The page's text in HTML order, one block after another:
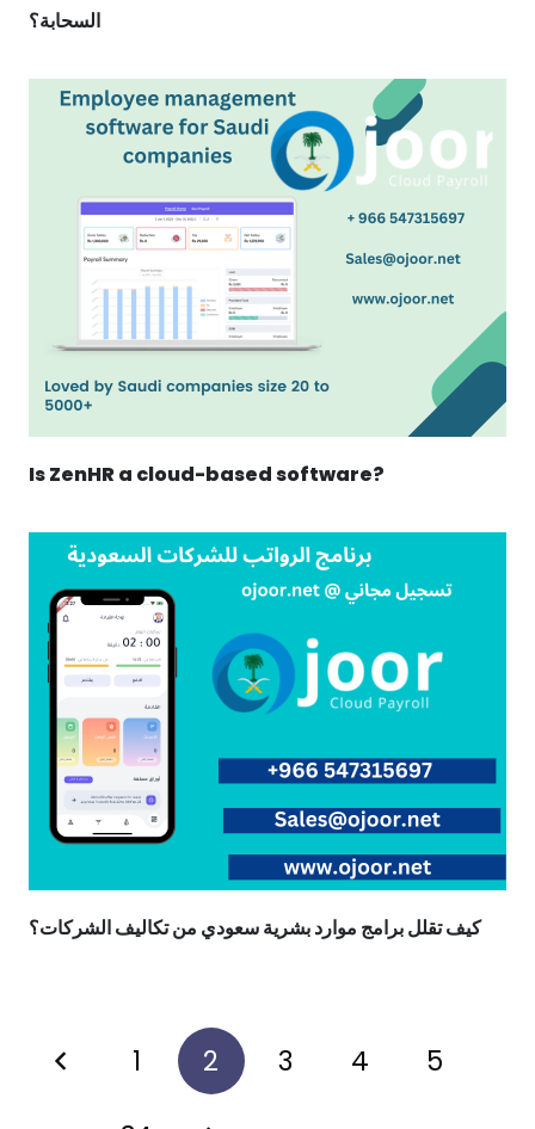
السحابة؟
Is ZenHR a cloud-based software?
كيف تقلل برامج موارد بشرية سعودي من تكاليف الشركات؟
1 2 3 4
5